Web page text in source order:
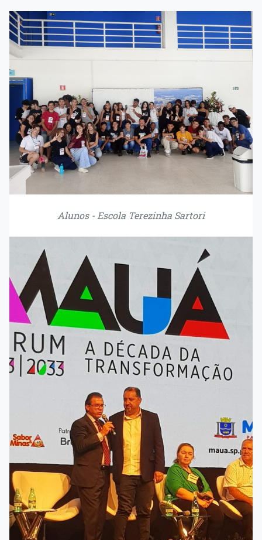
Alunos - Escola Terezinha Sartori